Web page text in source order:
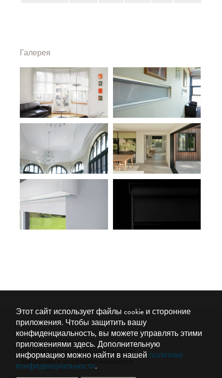
Галерея
© 2026 Silent Gliss
Положение о конфиденциальности
Заявление о конфиденциальности
Этот сайт использует файлы cookie и сторонние
приложения. Чтобы защитить вашу
конфиденциальность, вы можете управлять этими
приложениями здесь. Дополнительную
информацию можно найти в нашей политике
конфиденциальности.